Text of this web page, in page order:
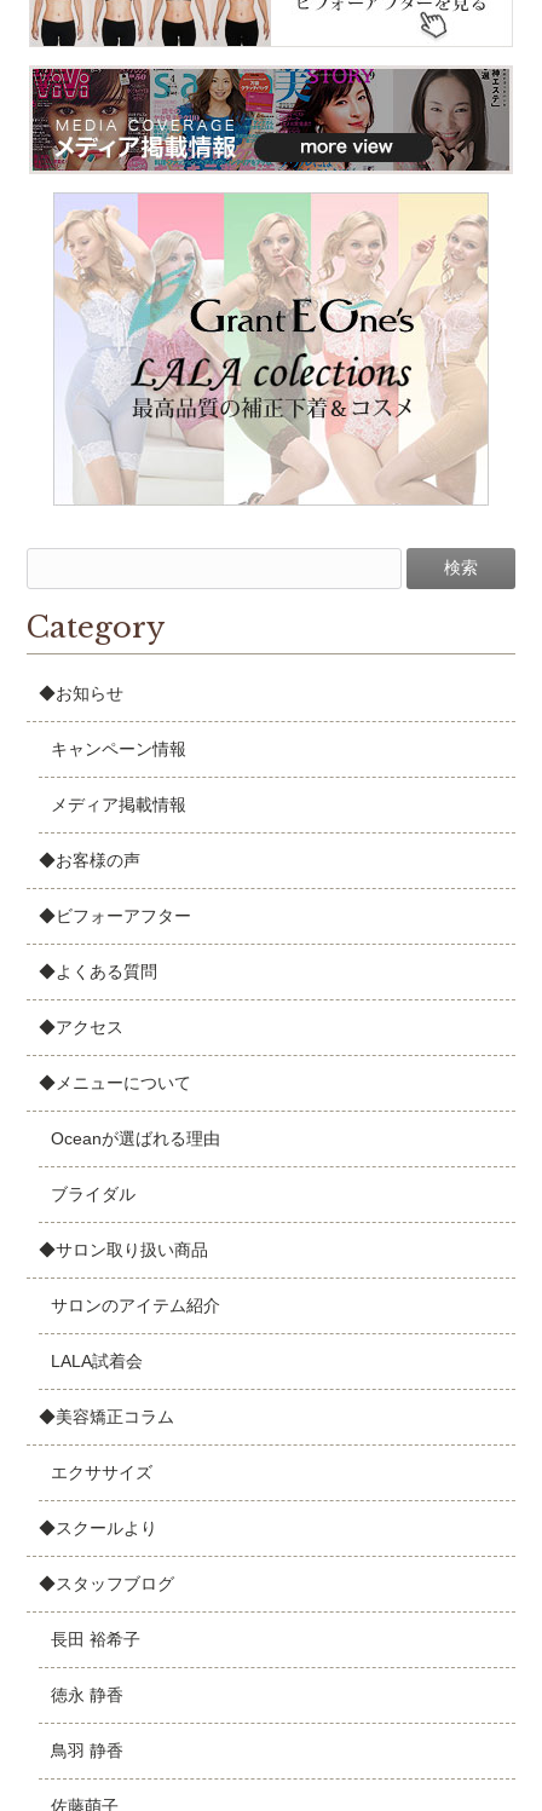
Category
◆お知らせ
キャンペーン情報
メディア掲載情報
◆お客様の声
◆ビフォーアフター
◆よくある質問
◆アクセス
◆メニューについて
Oceanが選ばれる理由
ブライダル
◆サロン取り扱い商品
サロンのアイテム紹介
LALA試着会
◆美容矯正コラム
エクササイズ
◆スクールより
◆スタッフブログ
長田 裕希子
徳永 静香
鳥羽 静香
佐藤萌子